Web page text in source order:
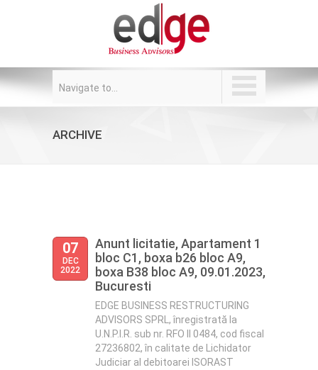
Navigate to...
ARCHIVE
07
DEC
2022
Anunt licitatie, Apartament 1
bloc C1, boxa b26 bloc A9,
boxa B38 bloc A9, 09.01.2023,
Bucuresti
EDGE BUSINESS RESTRUCTURING
ADVISORS SPRL, înregistrată la
U.N.P.I.R. sub nr. RFO II 0484, cod fiscal
27236802, în calitate de Lichidator
Judiciar al debitoarei ISORAST